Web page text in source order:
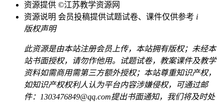
资源提供 ©江苏教学资源网
资源说明 会员投稿提供试题试卷、课件仅供参考 i
版权声明
此资源是由本站注册会员上传，本站拥有版权；未经本
站书面授权，请勿作他用。试题试卷，教案课件及教学
资料如需商用需第三方额外授权；本站尊重知识产权，
如知识产权权利人认为平台内容涉嫌侵权，可通过邮
件：1303476849@qq.com提出书面通知，我们将及时处